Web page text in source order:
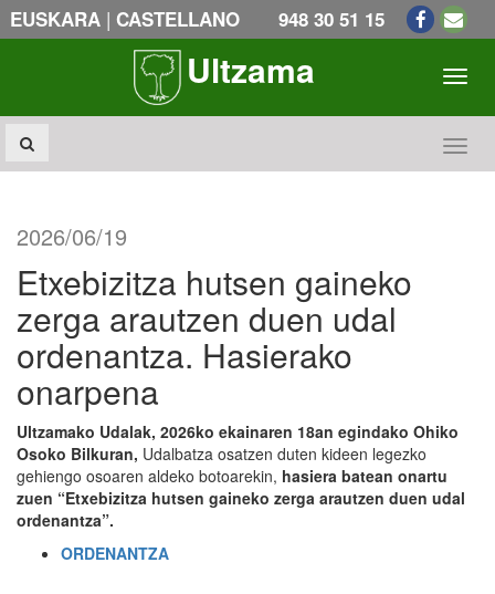
EUSKARA | CASTELLANO 948 30 51 15
Ultzama
2026/06/19
Etxebizitza hutsen gaineko
zerga arautzen duen udal
ordenantza. Hasierako
onarpena
Ultzamako Udalak, 2026ko ekainaren 18an egindako Ohiko
Osoko Bilkuran, Udalbatza osatzen duten kideen legezko
gehiengo osoaren aldeko botoarekin, hasiera batean onartu
zuen “Etxebizitza hutsen gaineko zerga arautzen duen udal
ordenantza”.
ORDENANTZA